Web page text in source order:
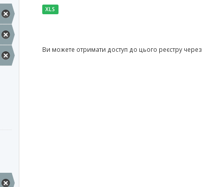
XLS
Ви можете отримати доступ до цього реєстру через